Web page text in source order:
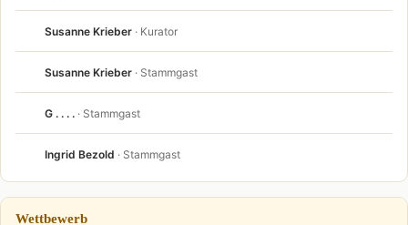
Susanne Krieber · Kurator
Susanne Krieber · Stammgast
G . . . . · Stammgast
Ingrid Bezold · Stammgast
Wettbewerb